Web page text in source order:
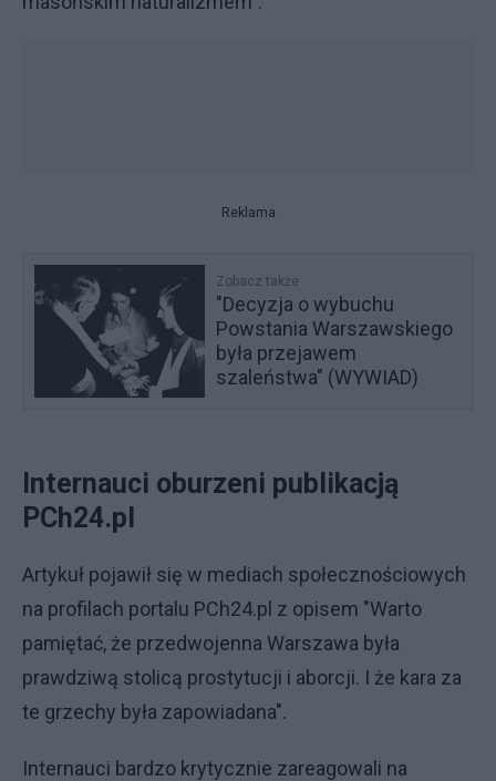
Reklama
Zobacz także
"Decyzja o wybuchu
Powstania Warszawskiego
była przejawem
szaleństwa" (WYWIAD)
Internauci oburzeni publikacją
PCh24.pl
Artykuł pojawił się w mediach społecznościowych
na profilach portalu PCh24.pl z opisem "Warto
pamiętać, że przedwojenna Warszawa była
prawdziwą stolicą prostytucji i aborcji. I że kara za
te grzechy była zapowiadana".
Internauci bardzo krytycznie zareagowali na